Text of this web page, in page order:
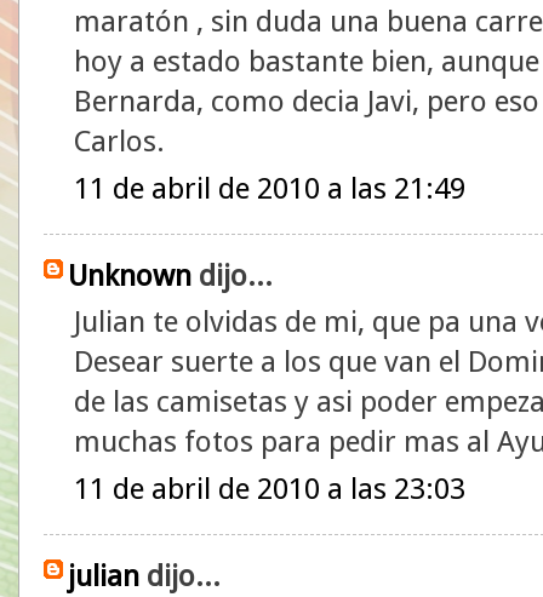
maratón , sin duda una buena
hoy a estado bastante bien,
Bernarda, como decia Javi, pero
Carlos.
11 de abril de 2010 a las 21:49
Unknown dijo...
Julian te olvidas de mi, que pa una
Desear suerte a los que van el
de las camisetas y asi poder
muchas fotos para pedir mas al
11 de abril de 2010 a las 23:03
julian dijo...